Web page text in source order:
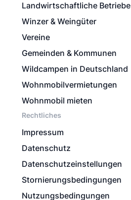
Landwirtschaftliche Betriebe
Winzer & Weingüter
Vereine
Gemeinden & Kommunen
Wildcampen in Deutschland
Wohnmobilvermietungen
Wohnmobil mieten
Rechtliches
Impressum
Datenschutz
Datenschutzeinstellungen
Stornierungsbedingungen
Nutzungsbedingungen